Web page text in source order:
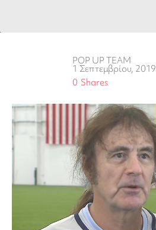
POP UP TEAM
1 Σεπτεμβρίου, 2019
Shares
0